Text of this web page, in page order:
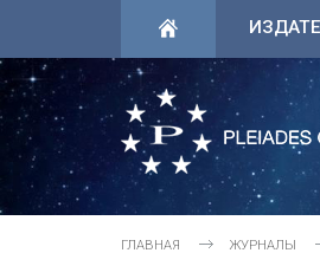
ГЛАВНАЯ ЖУРНАЛЫ